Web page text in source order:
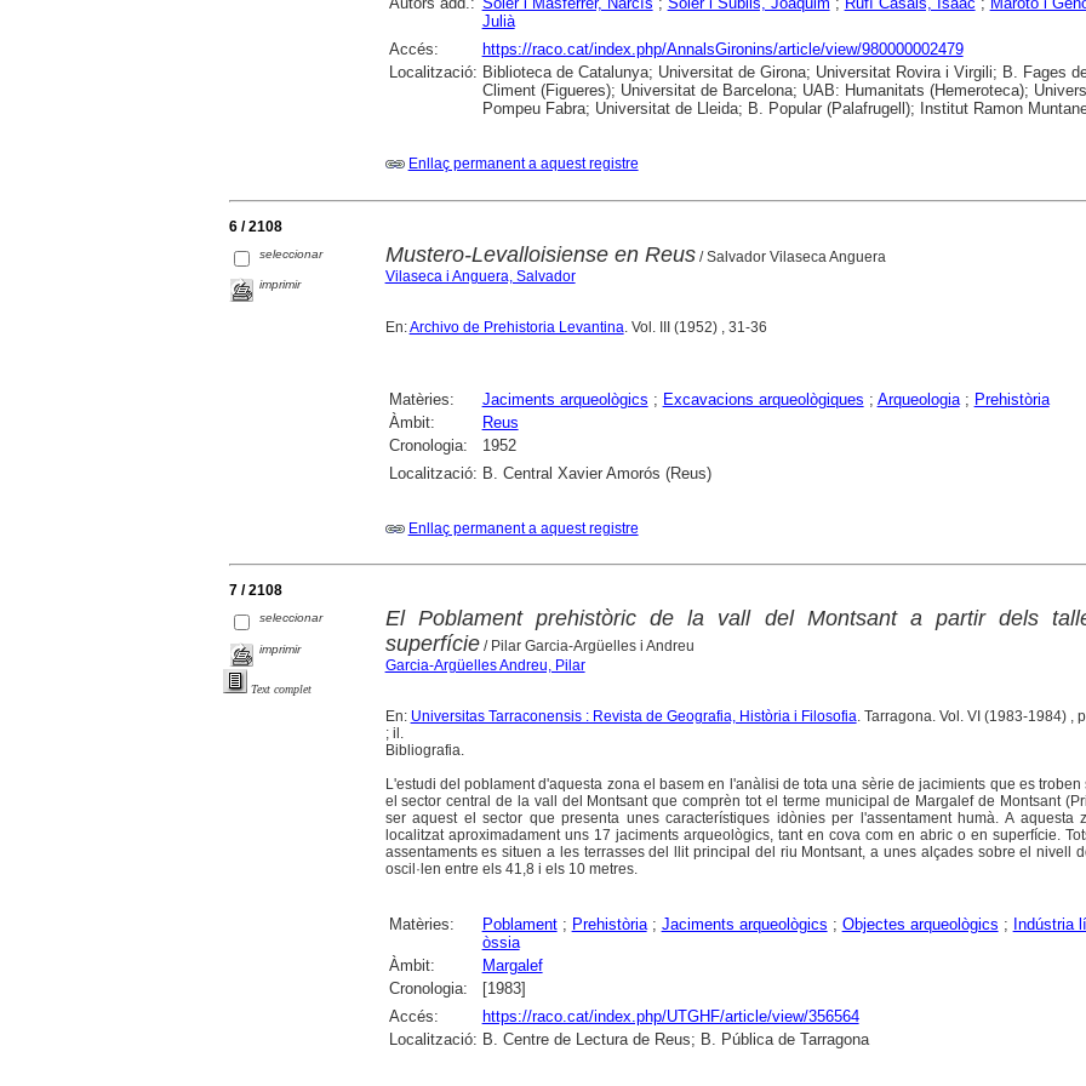
Julià
Accés:
https://raco.cat/index.php/AnnalsGironins/article/view/980000002479
Localització: Biblioteca de Catalunya; Universitat de Girona; Universitat Rovira i Virgili; B. Fages
Climent (Figueres); Universitat de Barcelona; UAB: Humanitats (Hemeroteca);
Pompeu Fabra; Universitat de Lleida; B. Popular (Palafrugell); Institut Ramon
Enllaç permanent a aquest registre
6 / 2108
seleccionar
imprimir
Mustero-Levalloisiense en Reus/ Salvador Vilaseca Anguera
Vilaseca i Anguera, Salvador
En:Archivo de Prehistoria Levantina . Vol. III (1952) , 31-36
Matèries: Jaciments arqueològics ; Excavacions arqueològiques ; Arqueologia; Prehistòria
Àmbit:
Reus
Cronologia:
1952
Localització: B. Central Xavier Amorós (Reus)
Enllaç permanent a aquest registre
7 / 2108
seleccionar
imprimir
Text complet
El Poblament prehistòric de la vall del Montsant a partir dels
superfície/ Pilar Garcia-Argüelles i Andreu
Garcia-Argüelles Andreu, Pilar
En: Universitas Tarraconensis : Revista de Geografia, Història i Filosofia . Tarragona. Vol. VI (1983-1984) ,
; il.
Bibliografia.
L'estudi del poblament d'aquesta zona el basem en l'anàlisi de tota una sèrie de jacimients que es troben
el sector central de la vall del Montsant que comprèn tot el terme municipal de Margalef de Montsant
ser aquest el sector que presenta unes característiques idònies per l'assentament humà. A aquesta
localitzat aproximadament uns 17 jaciments arqueològics, tant en cova com en abric o en superfície.
assentaments es situen a les terrasses del llit principal del riu Montsant, a unes alçades sobre el nivell
oscil·len entre els 41,8 i els 10 metres.
Matèries: Poblament; Prehistòria; Jaciments arqueològics ; Objectes arqueològics ; Indústria
òssia
Àmbit:
Margalef
Cronologia:
[1983]
Accés:
https://raco.cat/index.php/UTGHF/article/view/356564
Localització: B. Centre de Lectura de Reus; B. Pública de Tarragona